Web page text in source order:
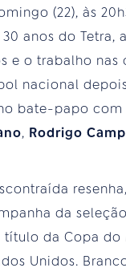
(22), às
anos do Tetra,
e o trabalho nas
nacional
bate-papo com
, Rodrigo
da
da Copa do
Unidos.